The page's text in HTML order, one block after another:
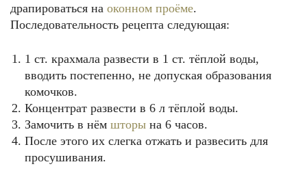
драпироваться на оконном проёме.
Последовательность рецепта следующая:
1 ст. крахмала развести в 1 ст. тёплой воды,
вводить постепенно, не допуская образования
комочков.
Концентрат развести в 6 л тёплой воды.
Замочить в нём шторы на 6 часов.
После этого их слегка отжать и развесить для
просушивания.